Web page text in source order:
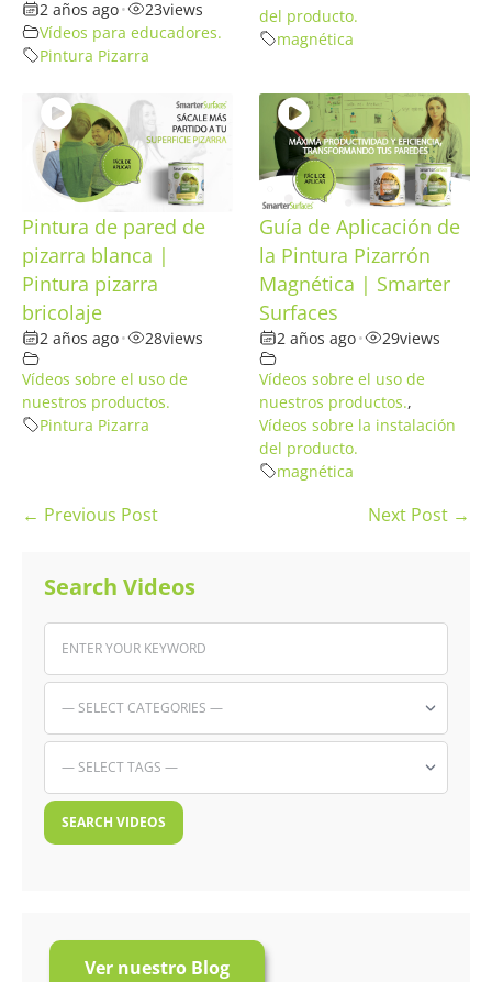
2 años ago• 23views
Vídeos para educadores.
Pintura Pizarra
del producto.
magnética
Pintura de pared de
pizarra blanca |
Pintura pizarra
bricolaje
2 años ago• 28views
Vídeos sobre el uso de
nuestros productos.
Pintura Pizarra
Guía de Aplicación de
la Pintura Pizarrón
Magnética | Smarter
Surfaces
2 años ago• 29views
Vídeos sobre el uso de
nuestros productos.,
Vídeos sobre la instalación
del producto.
magnética
Post
← Previous Post Next Post →
Search Videos
Ver nuestro Blog